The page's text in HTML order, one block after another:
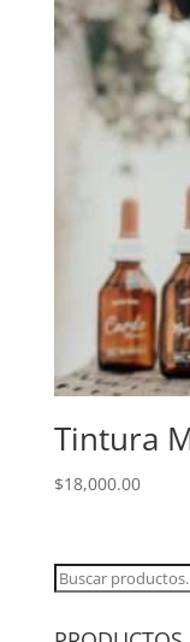
Tintura
$18,000.00
Buscar